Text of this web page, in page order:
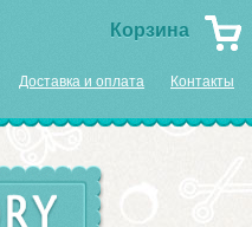
Корзина
Доставка и оплата Контакты